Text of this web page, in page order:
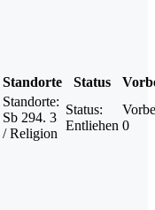
Standorte Status
Standorte:
Sb 294. 3
/ Religion
Status:
Entliehen 0